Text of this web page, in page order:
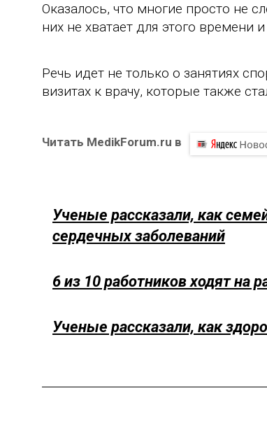
Оказалось, что многие просто не
них не хватает для этого времени и
Речь идет не только о занятиях
визитах к врачу, которые также
Читать MedikForum.ru в
Ученые рассказали, как
сердечных заболеваний
6 из 10 работников ходят на
Ученые рассказали, как